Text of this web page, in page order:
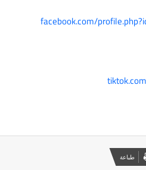
facebook.com/
طباعة